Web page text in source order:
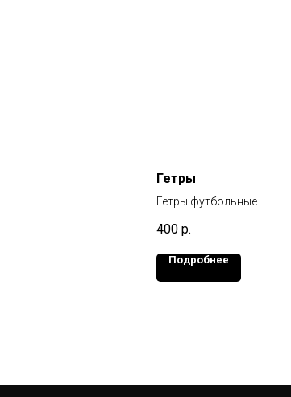
Гетры
Гетры футбольные
400 р.
Подробнее